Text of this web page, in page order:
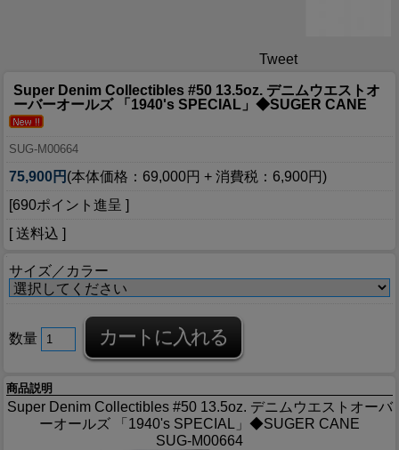
Tweet
Super Denim Collectibles #50 13.5oz. デニムウエストオ
ーバーオールズ 「1940's SPECIAL」◆SUGER CANE
SUG-M00664
75,900円 (本体価格：69,000円 + 消費税：6,900円)
[690ポイント進呈 ]
[ 送料込 ]
サイズ／カラー
数量
商品説明
Super Denim Collectibles #50 13.5oz. デニムウエストオーバ
ーオールズ 「1940's SPECIAL」◆SUGER CANE
SUG-M00664